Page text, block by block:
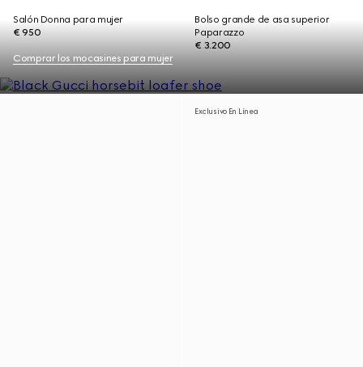
Salón Donna para mujer
€ 950
Bolso grande de asa superior
Paparazzo
€ 3.200
Comprar los mocasines para mujer
Exclusivo En Línea